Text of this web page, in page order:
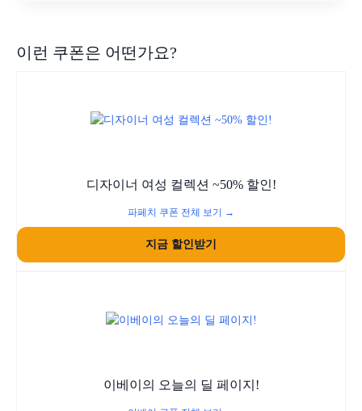
이런 쿠폰은 어떤가요?
디자이너 여성 컬렉션 ~50% 할인!
파페치 쿠폰 전체 보기 →
지금 할인받기
이베이의 오늘의 딜 페이지!